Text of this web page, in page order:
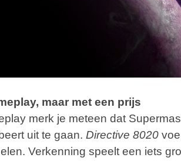
maar met een prijs
merk je meteen dat
uit te gaan. Directive 8020
Verkenning speelt een iets